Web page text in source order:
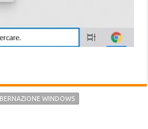
IBERNAZIONE WINDOWS